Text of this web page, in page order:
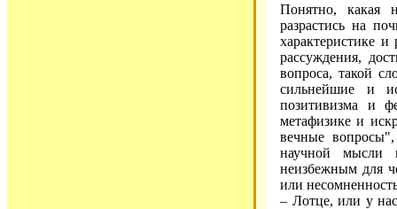
Понятно, какая
разрастись на
характеристике
рассуждения,
вопроса, такой
сильнейшие и
позитивизма и
метафизике и
вечные
научной мысли
неизбежным для
или
– Лотце, или у